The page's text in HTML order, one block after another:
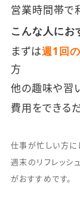
営業時間帯で
こんな人にお
まずは週1回
方
他の趣味や習
費用をできる
仕事が忙しい方に
週末のリフレッシ
がおすすめです。